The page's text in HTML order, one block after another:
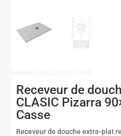
Receveur de
CLASIC Pizarra
Casse
Receveur de douche extra-plat